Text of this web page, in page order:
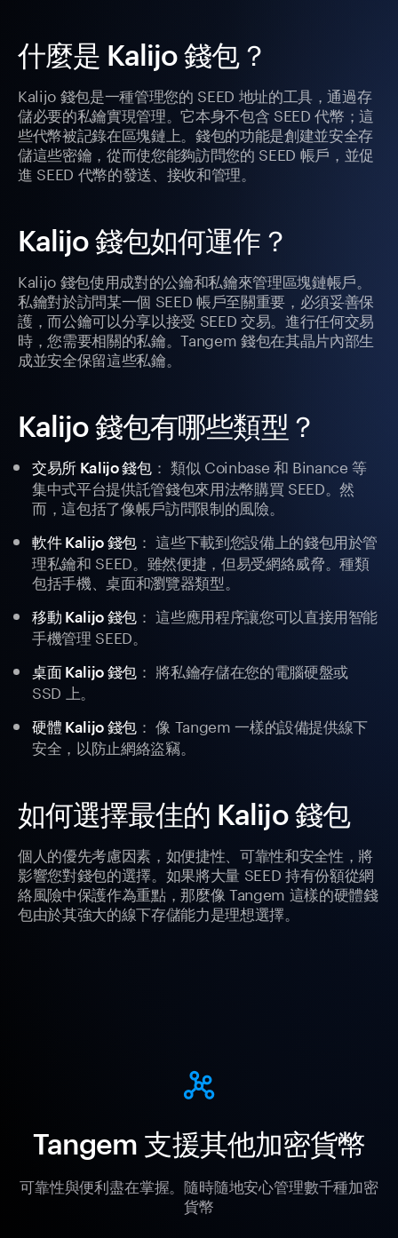
什麼是 Kalijo 錢包？
Kalijo 錢包是一種管理您的 SEED 地址的工具，通過存
儲必要的私鑰實現管理。它本身不包含 SEED 代幣；這
些代幣被記錄在區塊鏈上。錢包的功能是創建並安全存
儲這些密鑰，從而使您能夠訪問您的 SEED 帳戶，並促
進 SEED 代幣的發送、接收和管理。
Kalijo 錢包如何運作？
Kalijo 錢包使用成對的公鑰和私鑰來管理區塊鏈帳戶。
私鑰對於訪問某一個 SEED 帳戶至關重要，必須妥善保
護，而公鑰可以分享以接受 SEED 交易。進行任何交易
時，您需要相關的私鑰。Tangem 錢包在其晶片內部生
成並安全保留這些私鑰。
Kalijo 錢包有哪些類型？
交易所 Kalijo 錢包： 類似 Coinbase 和 Binance 等
集中式平台提供託管錢包來用法幣購買 SEED。然
而，這包括了像帳戶訪問限制的風險。
軟件 Kalijo 錢包： 這些下載到您設備上的錢包用於管
理私鑰和 SEED。雖然便捷，但易受網絡威脅。種類
包括手機、桌面和瀏覽器類型。
移動 Kalijo 錢包： 這些應用程序讓您可以直接用智能
手機管理 SEED。
桌面 Kalijo 錢包： 將私鑰存儲在您的電腦硬盤或
SSD 上。
硬體 Kalijo 錢包： 像 Tangem 一樣的設備提供線下
安全，以防止網絡盜竊。
如何選擇最佳的 Kalijo 錢包
個人的優先考慮因素，如便捷性、可靠性和安全性，將
影響您對錢包的選擇。如果將大量 SEED 持有份額從網
絡風險中保護作為重點，那麼像 Tangem 這樣的硬體錢
包由於其強大的線下存儲能力是理想選擇。
Tangem 支援其他加密貨幣
可靠性與便利盡在掌握。隨時隨地安心管理數千種加密
貨幣